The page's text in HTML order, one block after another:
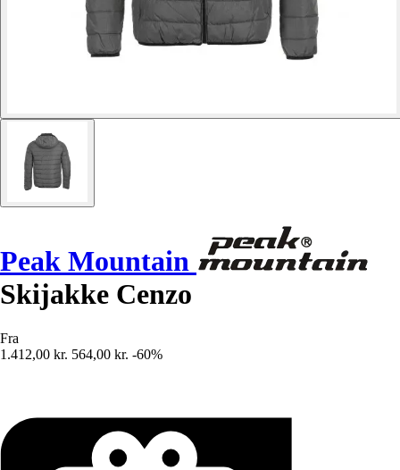
Peak Mountain
Skijakke Cenzo
Fra
1.412,00 kr. 564,00 kr. -60%